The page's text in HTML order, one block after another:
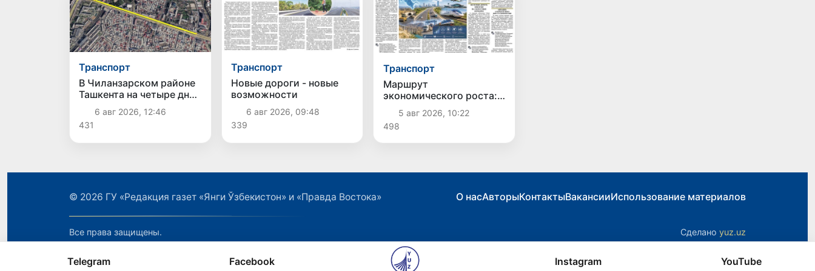
Транспорт
В Чиланзарском районе
Ташкента на четыре дня
ограничат движение на
участке Малой
кольцевой дороги
6 авг 2026, 12:46
431
Транспорт
Новые дороги - новые
возможности
6 авг 2026, 09:48
339
Транспорт
Маршрут
экономического роста:
как страна построила
транспортную систему
нового века
5 авг 2026, 10:22
498
© 2026 ГУ «Редакция газет «Янги Ўзбекистон» и «Правда Востока» О насАвторыКонтактыВакансииИспользование материалов
Все права защищены. Сделано yuz.uz
Telegram Facebook Instagram YouTube